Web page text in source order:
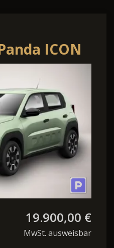
ICON
PDC
19.900,00 €
MwSt. ausweisbar